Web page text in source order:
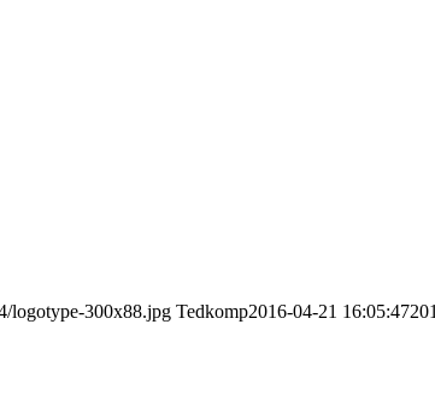
logotype-300x88.jpg Tedkomp2016-04-21 16:05:47